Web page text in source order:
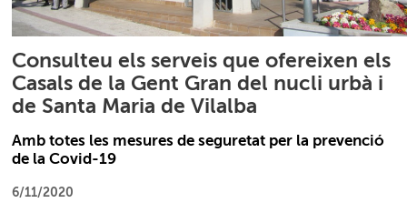
Consulteu els serveis que ofereixen els
Casals de la Gent Gran del nucli urbà i
de Santa Maria de Vilalba
Amb totes les mesures de seguretat per la prevenció
de la Covid-19
6/11/2020